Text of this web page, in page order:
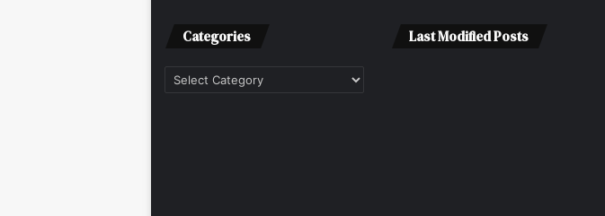
Categories
Categories
Last Modified Posts